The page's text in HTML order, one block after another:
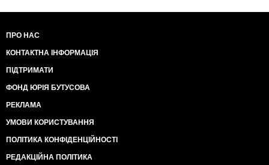
ПРО НАС
КОНТАКТНА ІНФОРМАЦІЯ
ПІДТРИМАТИ
ФОНД ЮРІЯ БУТУСОВА
РЕКЛАМА
УМОВИ КОРИСТУВАННЯ
ПОЛІТИКА КОНФІДЕНЦІЙНОСТІ
РЕДАКЦІЙНА ПОЛІТИКА